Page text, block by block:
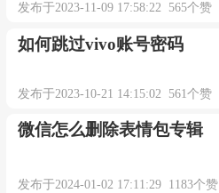
发布于2023-11-09 17:58:22 565个赞
如何跳过vivo账号密码
发布于2023-10-21 14:15:02 561个赞
微信怎么删除表情包专辑
发布于2024-01-02 17:11:29 1183个赞